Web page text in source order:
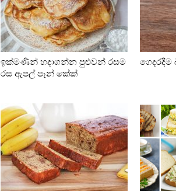
ඉක්මණින් හදාගන්න පුළුවන් රසම
රස ඇපල් පෑන් කේක්
ගෙදරදීම